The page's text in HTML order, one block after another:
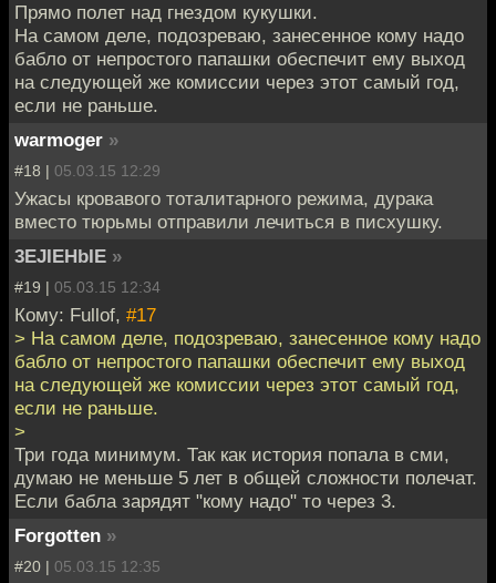
Прямо полет над гнездом кукушки.
На самом деле, подозреваю, занесенное кому надо
бабло от непростого папашки обеспечит ему выход
на следующей же комиссии через этот самый год,
если не раньше.
warmoger »
#18 | 05.03.15 12:29
Ужасы кровавого тоталитарного режима, дурака
вместо тюрьмы отправили лечиться в писхушку.
3EJIEHbIE »
#19 | 05.03.15 12:34
Кому: Fullof, #17
> На самом деле, подозреваю, занесенное кому надо
бабло от непростого папашки обеспечит ему выход
на следующей же комиссии через этот самый год,
если не раньше.
>
Три года минимум. Так как история попала в сми,
думаю не меньше 5 лет в общей сложности полечат.
Если бабла зарядят "кому надо" то через 3.
Forgotten »
#20 | 05.03.15 12:35